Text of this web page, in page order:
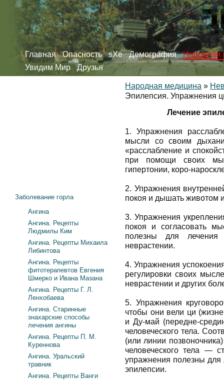
Главная Опасность sXe Демография
Народная
Увидим Мир
Друзья
Народная медицина »
Эпилепсия. Упражнения
Лечение
1. Упражнения
мысли со своим
«расслабление и
при помощи своих
гипертонии, коро-
2. Упражнения
покоя и дышать животом
3. Упражнения
покоя и согласовать
полезны для лечения
неврастении.
4. Упражнения
регулировки своих
неврастении и других
5. Упражнения
чтобы они вели ци
и Ду-май (передне-
человеческого тела.
(или линии
человеческого тела —
упражнения полезны для
эпилепсии.
Заболевание горла
Ангина
Ангина. Рецепты
Людмилы Ким
Ангина. Рецепты Михаила
Либинтова
Ангина. Рецепты
фитотерапевтов Евгения
Шмерко и Ивана Мазана
Ангина. Рецепты Г. Л.
Ленхобаева
Ангина. Старинные
знахарские способы
лечения ангины
Ангина. Рецепты П. М.
Куреннова
Ангина. Уральский
травник
Ангина. Рецепты Ванги